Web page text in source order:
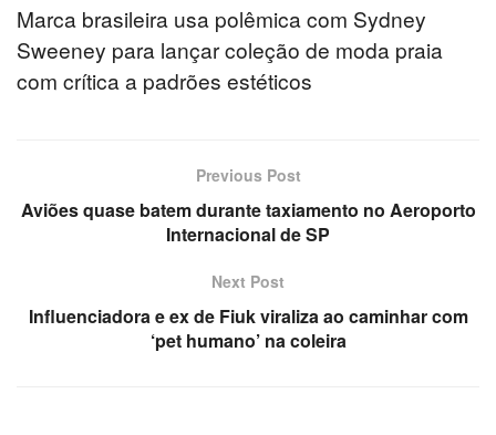
Panel
Panel
panel
panel
Marca brasileira usa polêmica com Sydney
Sweeney para lançar coleção de moda praia
com crítica a padrões estéticos
Previous Post
Aviões quase batem durante taxiamento no Aeroporto
Internacional de SP
Next Post
Influenciadora e ex de Fiuk viraliza ao caminhar com
‘pet humano’ na coleira